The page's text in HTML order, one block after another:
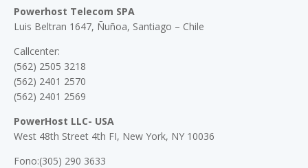
Powerhost Telecom SPA
Luis Beltran 1647, Ñuñoa, Santiago – Chile
Callcenter:
(562) 2505 3218
(562) 2401 2570
(562) 2401 2569
PowerHost LLC- USA
West 48th Street 4th FI, New York, NY 10036
Fono:(305) 290 3633